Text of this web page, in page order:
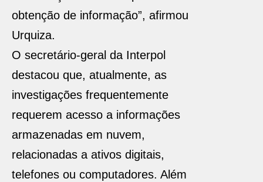
obtenção de informação”, afirmou
Urquiza.
O secretário-geral da Interpol
destacou que, atualmente, as
investigações frequentemente
requerem acesso a informações
armazenadas em nuvem,
relacionadas a ativos digitais,
telefones ou computadores. Além